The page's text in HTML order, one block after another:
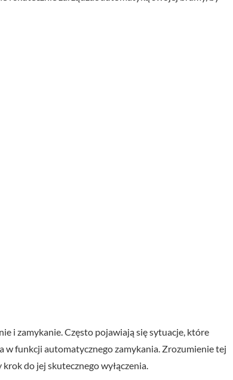
i zamykanie. Często pojawiają się sytuacje, które
w funkcji automatycznego zamykania. Zrozumienie tej
do jej skutecznego wyłączenia.